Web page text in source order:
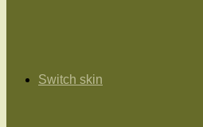
Switch skin